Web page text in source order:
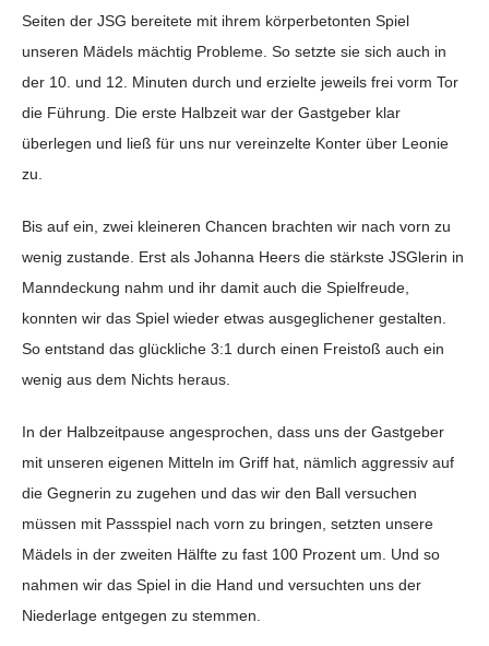
Seiten der JSG bereitete mit ihrem körperbetonten Spiel
unseren Mädels mächtig Probleme. So setzte sie sich auch in
der 10. und 12. Minuten durch und erzielte jeweils frei vorm Tor
die Führung. Die erste Halbzeit war der Gastgeber klar
überlegen und ließ für uns nur vereinzelte Konter über Leonie
zu.
Bis auf ein, zwei kleineren Chancen brachten wir nach vorn zu
wenig zustande. Erst als Johanna Heers die stärkste JSGlerin in
Manndeckung nahm und ihr damit auch die Spielfreude,
konnten wir das Spiel wieder etwas ausgeglichener gestalten.
So entstand das glückliche 3:1 durch einen Freistoß auch ein
wenig aus dem Nichts heraus.
In der Halbzeitpause angesprochen, dass uns der Gastgeber
mit unseren eigenen Mitteln im Griff hat, nämlich aggressiv auf
die Gegnerin zu zugehen und das wir den Ball versuchen
müssen mit Passspiel nach vorn zu bringen, setzten unsere
Mädels in der zweiten Hälfte zu fast 100 Prozent um. Und so
nahmen wir das Spiel in die Hand und versuchten uns der
Niederlage entgegen zu stemmen.